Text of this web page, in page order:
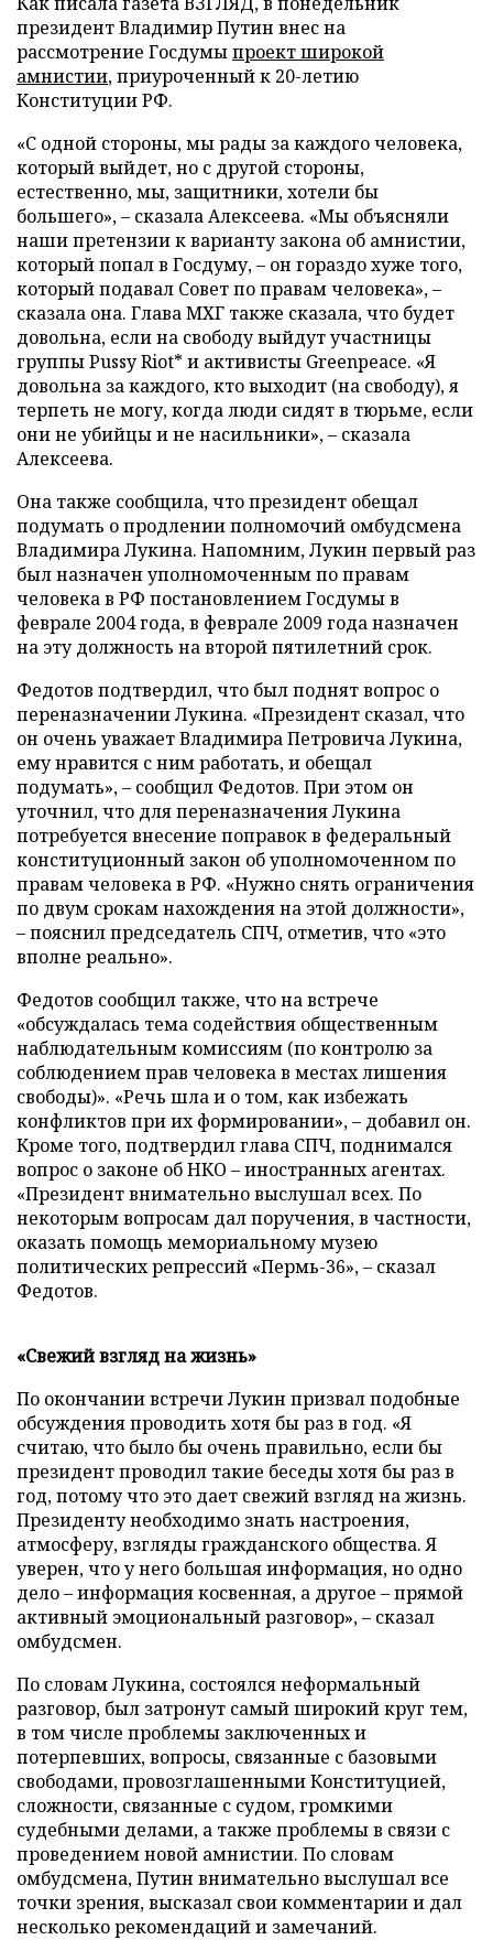
президент Владимир Путин внес на
рассмотрение Госдумыпроект широкой
амнистии, приуроченный к 20-летию
Конституции РФ.
«С одной стороны, мы рады за каждого человека,
который выйдет, но с другой стороны,
естественно, мы, защитники, хотели бы
большего», – сказала Алексеева. «Мы объясняли
наши претензии к варианту закона об амнистии,
который попал в Госдуму, – он гораздо хуже того,
который подавал Совет по правам человека», –
сказала она. Глава МХГ также сказала, что будет
довольна, если на свободу выйдут участницы
группы Pussy Riot* и активисты Greenpeace. «Я
довольна за каждого, кто выходит (на свободу), я
терпеть не могу, когда люди сидят в тюрьме, если
они не убийцы и не насильники», – сказала
Алексеева.
Она также сообщила, что президент обещал
подумать о продлении полномочий омбудсмена
Владимира Лукина. Напомним, Лукин первый раз
был назначен уполномоченным по правам
человека в РФ постановлением Госдумы в
феврале 2004 года, в феврале 2009 года назначен
на эту должность на второй пятилетний срок.
Федотов подтвердил, что был поднят вопрос о
переназначении Лукина. «Президент сказал, что
он очень уважает Владимира Петровича Лукина,
ему нравится с ним работать, и обещал
подумать», – сообщил Федотов. При этом он
уточнил, что для переназначения Лукина
потребуется внесение поправок в федеральный
конституционный закон об уполномоченном по
правам человека в РФ. «Нужно снять ограничения
по двум срокам нахождения на этой должности»,
– пояснил председатель СПЧ, отметив, что «это
вполне реально».
Федотов сообщил также, что на встрече
«обсуждалась тема содействия общественным
наблюдательным комиссиям (по контролю за
соблюдением прав человека в местах лишения
свободы)». «Речь шла и о том, как избежать
конфликтов при их формировании», – добавил он.
Кроме того, подтвердил глава СПЧ, поднимался
вопрос о законе об НКО – иностранных агентах.
«Президент внимательно выслушал всех. По
некоторым вопросам дал поручения, в частности,
оказать помощь мемориальному музею
политических репрессий «Пермь-36», – сказал
Федотов.
«Свежий взгляд на жизнь»
По окончании встречи Лукин призвал подобные
обсуждения проводить хотя бы раз в год. «Я
считаю, что было бы очень правильно, если бы
президент проводил такие беседы хотя бы раз в
год, потому что это дает свежий взгляд на жизнь.
Президенту необходимо знать настроения,
атмосферу, взгляды гражданского общества. Я
уверен, что у него большая информация, но одно
дело – информация косвенная, а другое – прямой
активный эмоциональный разговор», – сказал
омбудсмен.
По словам Лукина, состоялся неформальный
разговор, был затронут самый широкий круг тем,
в том числе проблемы заключенных и
потерпевших, вопросы, связанные с базовыми
свободами, провозглашенными Конституцией,
сложности, связанные с судом, громкими
судебными делами, а также проблемы в связи с
проведением новой амнистии. По словам
омбудсмена, Путин внимательно выслушал все
точки зрения, высказал свои комментарии и дал
несколько рекомендаций и замечаний.